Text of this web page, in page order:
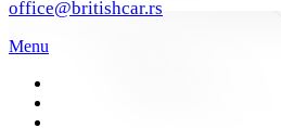
office@britishcar.rs
Menu